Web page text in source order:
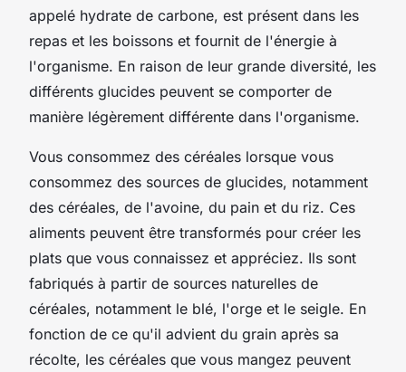
appelé hydrate de carbone, est présent dans les
repas et les boissons et fournit de l'énergie à
l'organisme. En raison de leur grande diversité, les
différents glucides peuvent se comporter de
manière légèrement différente dans l'organisme.
Vous consommez des céréales lorsque vous
consommez des sources de glucides, notamment
des céréales, de l'avoine, du pain et du riz. Ces
aliments peuvent être transformés pour créer les
plats que vous connaissez et appréciez. Ils sont
fabriqués à partir de sources naturelles de
céréales, notamment le blé, l'orge et le seigle. En
fonction de ce qu'il advient du grain après sa
récolte, les céréales que vous mangez peuvent